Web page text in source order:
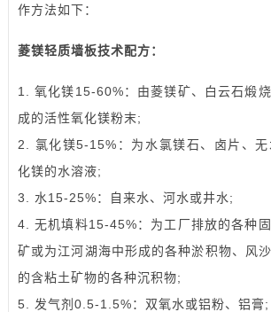
作方法如下：
菱镁轻质墙板技术配方：
1. 氧化镁15-60%：由菱镁矿、白云石煅
成的活性氧化镁粉末;
2. 氯化镁5-15%：为水氯镁石、卤片、
化镁的水溶液;
3. 水15-25%：自来水、河水或井水;
4. 无机填料15-45%：为工厂排放的各种
矿或为江河湖海中形成的各种淤积物、风
的含粘土矿物的各种沉积物;
5. 发气剂0.5-1.5%：双氧水或铝粉、铝膏;